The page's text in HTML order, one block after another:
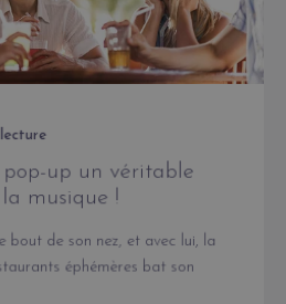
up un véritable
musique !
bout de son nez, et avec lui, la
éphémères bat son